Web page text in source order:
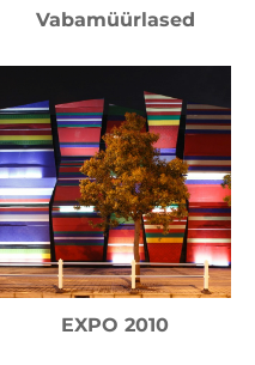
Vabamüürlased
EXPO 2010